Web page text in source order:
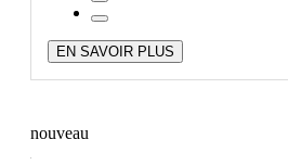
EN SAVOIR PLUS
nouveau